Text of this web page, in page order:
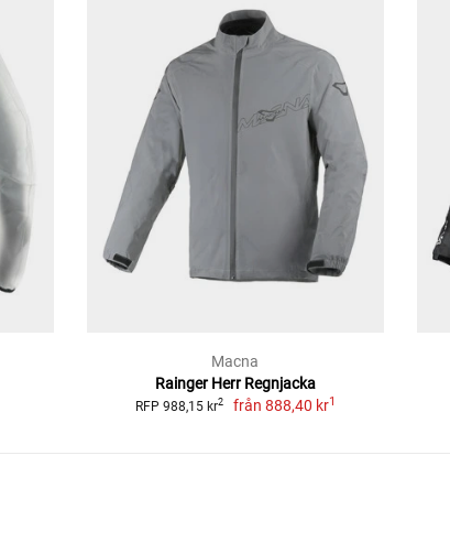
Macna
Rainger Herr Regnjacka
RFP 988,15 kr2 från888,40 kr1